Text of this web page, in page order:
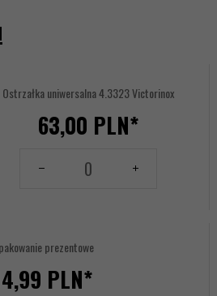
Ostrzałka uniwersalna 4.3323 Victorinox
63,00 PLN*
prezentowe
99 PLN*